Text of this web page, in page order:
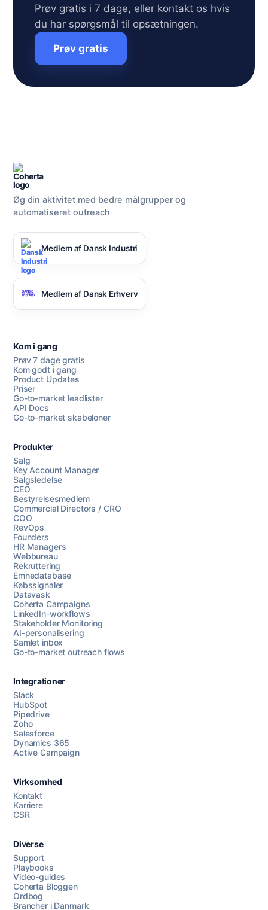
Prøv gratis i 7 dage, eller kontakt os hvis
du har spørgsmål til opsætningen.
Prøv gratis
Chat med os
AI Campaign Assist
Øg din aktivitet med bedre målgrupper og
automatiseret outreach
Medlem af Dansk Industri
Medlem af Dansk Erhverv
Kom i gang
Prøv 7 dage gratis
Kom godt i gang
Product Updates
Priser
Go-to-market leadlister
API Docs
Go-to-market skabeloner
Produkter
Salg
Key Account Manager
Salgsledelse
CEO
Bestyrelsesmedlem
Commercial Directors / CRO
COO
RevOps
Founders
HR Managers
Webbureau
Rekruttering
Emnedatabase
Købssignaler
Datavask
Coherta Campaigns
LinkedIn-workflows
Stakeholder Monitoring
AI-personalisering
Samlet inbox
Go-to-market outreach flows
Integrationer
Slack
HubSpot
Pipedrive
Zoho
Salesforce
Dynamics 365
Active Campaign
Virksomhed
Kontakt
Karriere
CSR
Diverse
Support
Playbooks
Video-guides
Coherta Bloggen
Ordbog
Brancher i Danmark